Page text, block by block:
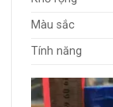
Màu sắc
Tính năng